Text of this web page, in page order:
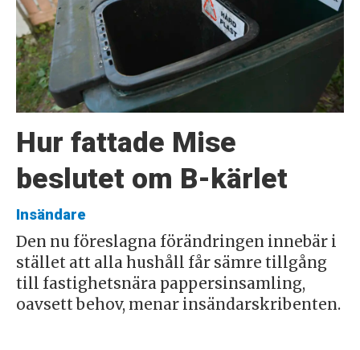
Hur fattade Mise
beslutet om B-kärlet
Insändare
Den nu föreslagna förändringen innebär i
stället att alla hushåll får sämre tillgång
till fastighetsnära pappersinsamling,
oavsett behov, menar insändarskribenten.